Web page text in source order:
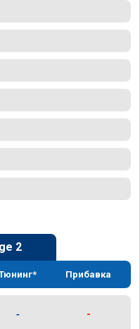
2
Прибавка
- -